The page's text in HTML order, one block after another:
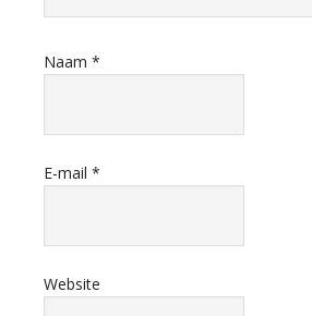
Naam *
E-mail *
Website